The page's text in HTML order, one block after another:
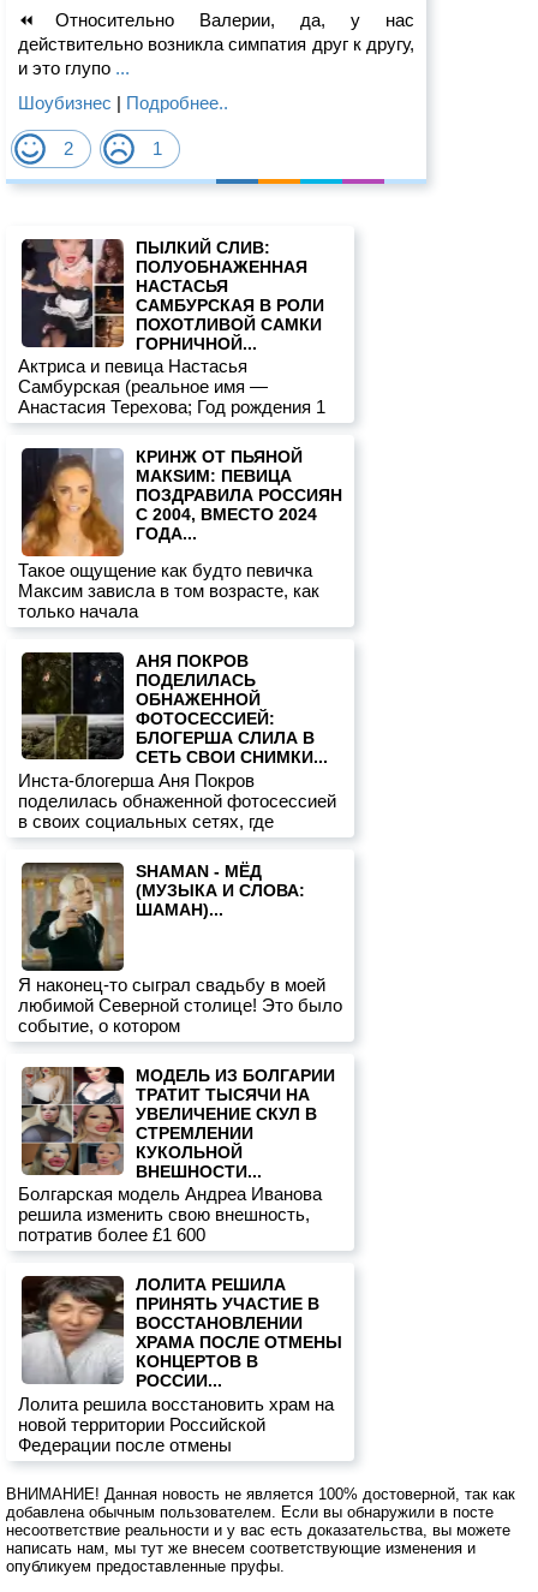
⏪Относительно Валерии, да, у нас
действительно возникла симпатия друг к другу,
и это глупо ...
Шоубизнес | Подробнее..
2 1
ПЫЛКИЙ СЛИВ:
ПОЛУОБНАЖЕННАЯ
НАСТАСЬЯ
САМБУРСКАЯ В РОЛИ
ПОХОТЛИВОЙ САМКИ
ГОРНИЧНОЙ...
Актриса и певица Настасья
Самбурская (реальное имя —
Анастасия Терехова; Год рождения 1
КРИНЖ ОТ ПЬЯНОЙ
МАКSИМ: ПЕВИЦА
ПОЗДРАВИЛА РОССИЯН
С 2004, ВМЕСТО 2024
ГОДА...
Такое ощущение как будто певичка
Максим зависла в том возрасте, как
только начала
АНЯ ПОКРОВ
ПОДЕЛИЛАСЬ
ОБНАЖЕННОЙ
ФОТОСЕССИЕЙ:
БЛОГЕРША СЛИЛА В
СЕТЬ СВОИ СНИМКИ...
Инста-блогерша Аня Покров
поделилась обнаженной фотосессией
в своих социальных сетях, где
SHAMAN - МЁД
(МУЗЫКА И СЛОВА:
ШАМАН)...
Я наконец-то сыграл свадьбу в моей
любимой Северной столице! Это было
событие, о котором
МОДЕЛЬ ИЗ БОЛГАРИИ
ТРАТИТ ТЫСЯЧИ НА
УВЕЛИЧЕНИЕ СКУЛ В
СТРЕМЛЕНИИ
КУКОЛЬНОЙ
ВНЕШНОСТИ...
Болгарская модель Андреа Иванова
решила изменить свою внешность,
потратив более £1 600
ЛОЛИТА РЕШИЛА
ПРИНЯТЬ УЧАСТИЕ В
ВОССТАНОВЛЕНИИ
ХРАМА ПОСЛЕ ОТМЕНЫ
КОНЦЕРТОВ В
РОССИИ...
Лолита решила восстановить храм на
новой территории Российской
Федерации после отмены
ВНИМАНИЕ! Данная новость не является 100% достоверной, так как
добавлена обычным пользователем. Если вы обнаружили в посте
несоответствие реальности и у вас есть доказательства, вы можете
написать нам, мы тут же внесем соответствующие изменения и
опубликуем предоставленные пруфы.